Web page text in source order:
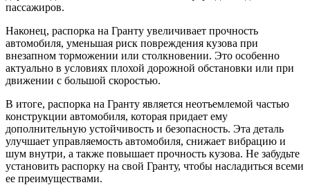
пассажиров.
Наконец, распорка на Гранту увеличивает прочность
автомобиля, уменьшая риск повреждения кузова при
внезапном торможении или столкновении. Это особенно
актуально в условиях плохой дорожной обстановки или при
движении с большой скоростью.
В итоге, распорка на Гранту является неотъемлемой частью
конструкции автомобиля, которая придает ему
дополнительную устойчивость и безопасность. Эта деталь
улучшает управляемость автомобиля, снижает вибрацию и
шум внутри, а также повышает прочность кузова. Не забудьте
установить распорку на свой Гранту, чтобы насладиться всеми
ее преимуществами.